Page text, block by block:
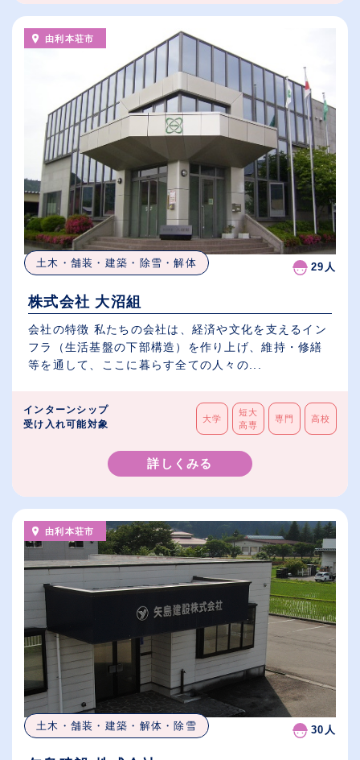
由利本荘市
土木・舗装・建築・除雪・解体 29人
株式会社 大沼組
会社の特徴 私たちの会社は、経済や文化を支えるイン
フラ（生活基盤の下部構造）を作り上げ、維持・修繕
等を通して、ここに暮らす全ての人々の...
インターンシップ
受け入れ可能対象
大学
短大
高専
専門 高校
詳しくみる
由利本荘市
土木・舗装・建築・解体・除雪 30人